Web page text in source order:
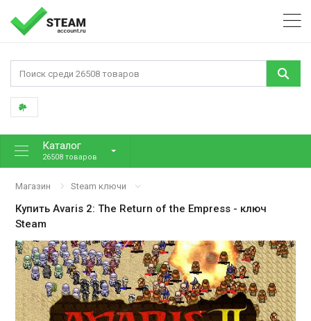
Каталог
26508 товаров
Магазин Steam ключи
КупитьAvaris 2: The Return of the Empress - ключ
Steam